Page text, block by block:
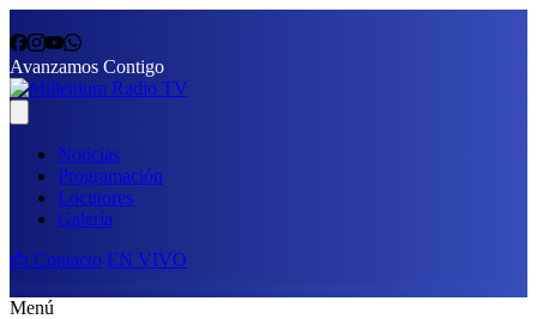
Avanzamos Contigo
Noticias
Programación
Locutores
Galería
📩 Contacto EN VIVO
Menú